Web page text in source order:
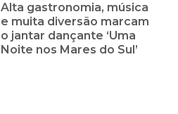
Alta gastronomia, música
e muita diversão marcam
o jantar dançante ‘Uma
Noite nos Mares do Sul’